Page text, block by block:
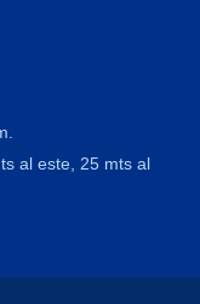
al este, 25 mts al